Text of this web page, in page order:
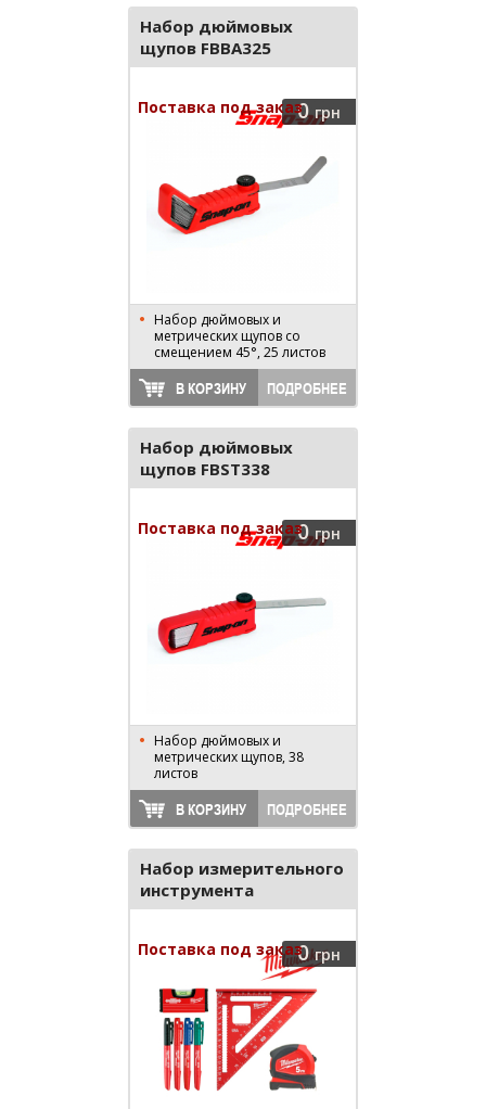
Набор дюймовых
щупов FBBA325
0грн
Поставка под заказ
Набор дюймовых и
метрических щупов со
смещением 45°, 25 листов
В КОРЗИНУ ПОДРОБНЕЕ
Набор дюймовых
щупов FBST338
0грн
Поставка под заказ
Набор дюймовых и
метрических щупов, 38
листов
В КОРЗИНУ ПОДРОБНЕЕ
Набор измерительного
инструмента
4932498327
0грн
Поставка под заказ